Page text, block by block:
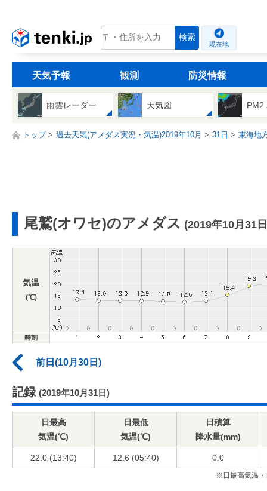
tenki.jp 検索
現在地
天気予報 観測 防災情報
雨雲レーダー 天気図
トップ 過去天気(アメダス実況・気温)2019年10月 31日 東海地
尾鷲(オワセ)のアメダス (2019年10月31
気温
(℃)
時刻
前日(10月30日)
記録 (2019年10月31日)
日最高
気温(℃)
日最低
気温(℃)
日積算
降水量(mm)
22.0 (13:40) 12.6 (05:40) 0.0
※日最高気温・